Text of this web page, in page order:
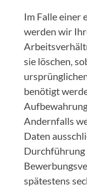
Im Falle einer
werden wir
sie löschen,
benötigt
Andernfalls
Daten
Durchführung
spätestens